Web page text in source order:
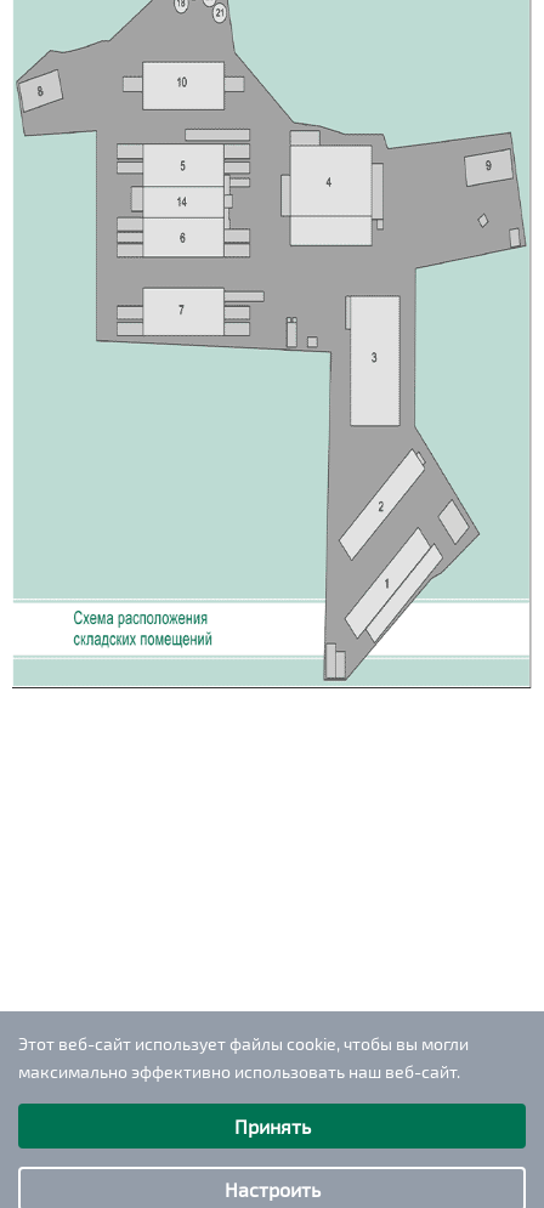
Этот веб-сайт использует файлы cookie, чтобы вы могли
максимально эффективно использовать наш веб-сайт.
Выберите настройки cookie
Аналитические/Функциональные
Принять
Настроить